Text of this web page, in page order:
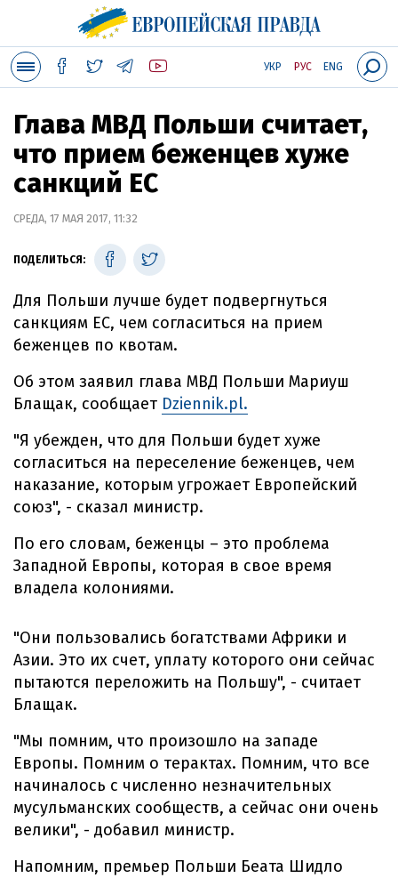
УКР РУС ENG
Глава МВД Польши считает,
что прием беженцев хуже
санкций ЕС
СРЕДА, 17 МАЯ 2017, 11:32
ПОДЕЛИТЬСЯ:
Для Польши лучше будет подвергнуться
санкциям ЕС, чем согласиться на прием
беженцев по квотам.
Об этом заявил глава МВД Польши Мариуш
Блащак, сообщает Dziennik.pl.
"Я убежден, что для Польши будет хуже
согласиться на переселение беженцев, чем
наказание, которым угрожает Европейский
союз", - сказал министр.
По его словам, беженцы – это проблема
Западной Европы, которая в свое время
владела колониями.
"Они пользовались богатствами Африки и
Азии. Это их счет, уплату которого они сейчас
пытаются переложить на Польшу", - считает
Блащак.
"Мы помним, что произошло на западе
Европы. Помним о терактах. Помним, что все
начиналось с численно незначительных
мусульманских сообществ, а сейчас они очень
велики", - добавил министр.
Напомним, премьер Польши Беата Шидло